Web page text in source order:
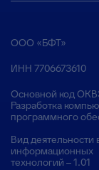
ООО «БФТ»
ИНН 7706673610
Основной код
Разработка
программного
Вид деятельности
информационных
технологий – 1.01